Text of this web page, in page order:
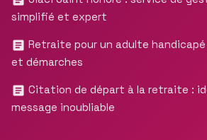
simplifié et expert
Retraite pour un adulte
et démarches
Citation de départ à la retraite :
message inoubliable